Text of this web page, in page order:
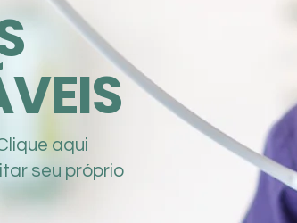
aqui
seu próprio